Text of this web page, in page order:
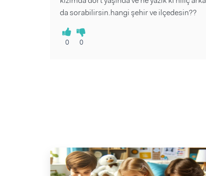
da sorabilirsin.hangi şehir ve ilçedesin??
0 0